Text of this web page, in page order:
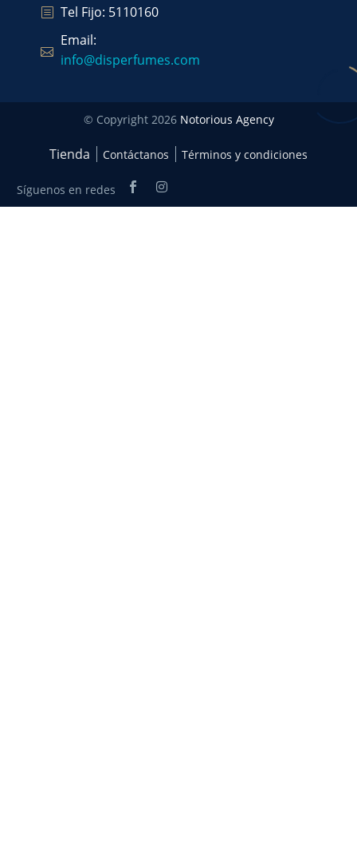
Tel Fijo: 5110160
Email:
info@disperfumes.com
© Copyright 2026 Notorious Agency
Tienda Contáctanos Términos y condiciones
Síguenos en redes